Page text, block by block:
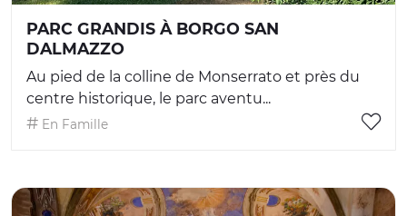
PARC GRANDIS À BORGO SAN
DALMAZZO
Au pied de la colline de Monserrato et près du
centre historique, le parc aventu...
En Famille